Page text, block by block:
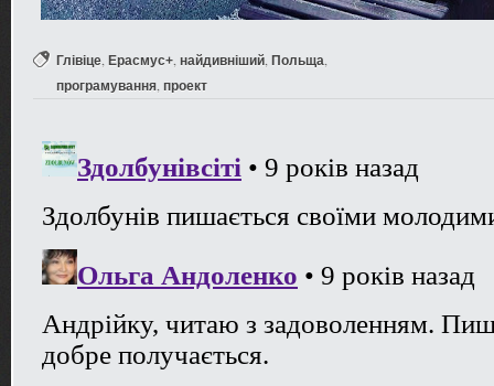
Глівіце Ерасмус+ найдивніший Польща
програмування проект